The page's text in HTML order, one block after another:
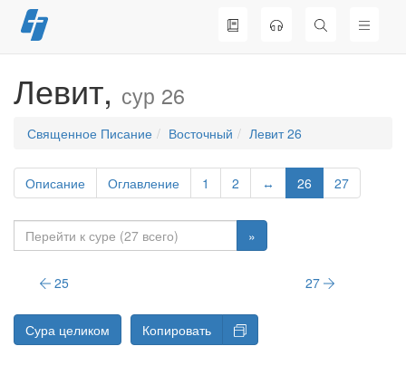
Перейти
к
Левит, сур 26
Священное Писание Восточный Левит 26
Описание Оглавление 1 2 ↔ 26 27
»
25 27
Сура целиком Копировать